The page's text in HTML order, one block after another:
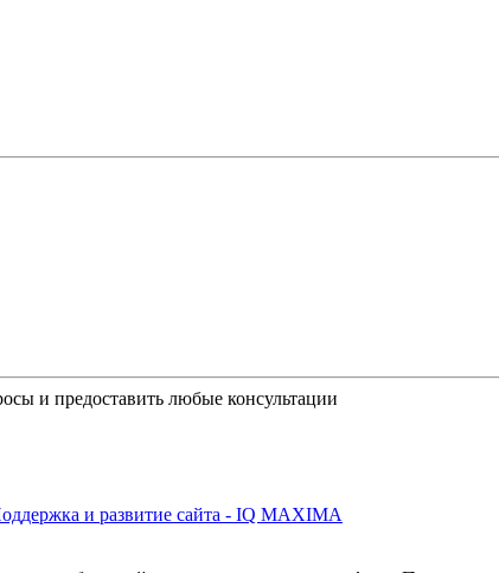
и предоставить любые консультации
и развитие сайта - IQ MAXIMA